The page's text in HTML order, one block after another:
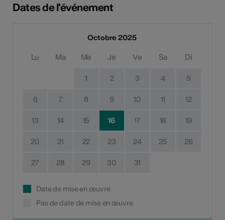
Dates de l'événement
Octobre 2025
Lu Ma Me Je Ve Sa Di
1 2 3 4 5
6 7 8 9 10 11 12
13 14 15 16 17 18 19
20 21 22 23 24 25 26
27 28 29 30 31
Date de mise en œuvre
Pas de date de mise en œuvre